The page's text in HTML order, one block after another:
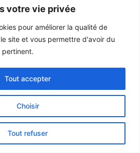
votre vie privée
pour améliorer la qualité de
site et vous permettre d'avoir du
pertinent.
Choisir
Tout refuser
Tout accepter